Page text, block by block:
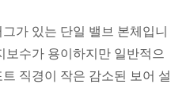
가 있는 단일 밸브 본체입니
보수가 용이하지만 일반적으
직경이 작은 감소된 보어 설